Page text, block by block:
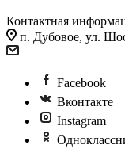
Контактная
п. Дубовое, ул.
Facebook
Вконтакте
Instagram